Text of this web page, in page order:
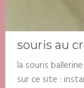
souris au
la souris
sur ce site :